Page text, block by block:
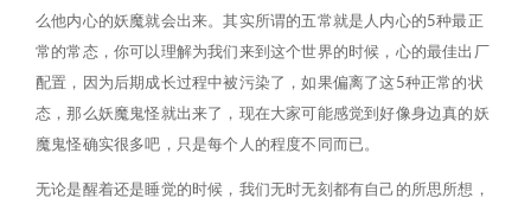
么他内心的妖魔就会出来。其实所谓的五常就是人内心的5种最正
常的常态，你可以理解为我们来到这个世界的时候，心的最佳出厂
配置，因为后期成长过程中被污染了，如果偏离了这5种正常的状
态，那么妖魔鬼怪就出来了，现在大家可能感觉到好像身边真的妖
魔鬼怪确实很多吧，只是每个人的程度不同而已。
无论是醒着还是睡觉的时候，我们无时无刻都有自己的所思所想，